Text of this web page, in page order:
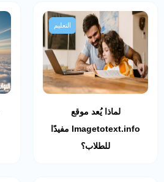
التعليم
لماذا يُعد موقع
Imagetotext.info مفيدًا
للطلاب؟